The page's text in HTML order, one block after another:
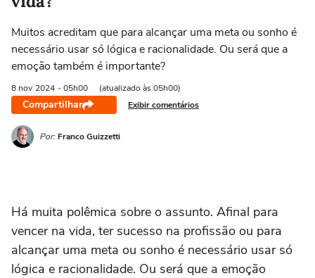
Áries
21/03 a 20/04 21/06 a 21/07
Muitos acreditam que para alcançar uma meta ou sonho é
necessário usar só lógica e racionalidade. Ou será que a
emoção também é importante?
8 nov 2024 - 05h00 (atualizado às 05h00)
Compartilhar Exibir comentários
Por: Franco Guizzetti
Há muita polêmica sobre o assunto. Afinal para
vencer na vida, ter sucesso na profissão ou para
alcançar uma meta ou sonho é necessário usar só
lógica e racionalidade. Ou será que a emoção